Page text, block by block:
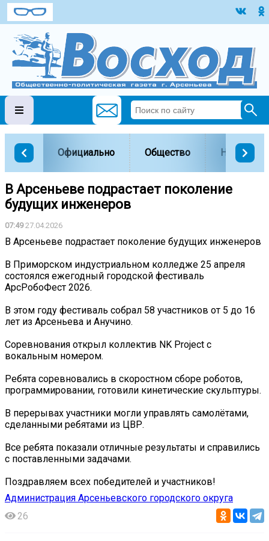
Официально Общество Наука и
В Арсеньеве подрастает поколение
будущих инженеров
07:4927.04.2026
В Арсеньеве подрастает поколение будущих инженеров
В Приморском индустриальном колледже 25 апреля
состоялся ежегодный городской фестиваль
АрсРобоФест 2026.
В этом году фестиваль собрал 58 участников от 5 до 16
лет из Арсеньева и Анучино.
Соревнования открыл коллектив NK Project с
вокальным номером.
Ребята соревновались в скоростном сборе роботов,
программировании, готовили кинетические скульптуры.
В перерывах участники могли управлять самолётами,
сделанными ребятами из ЦВР.
Все ребята показали отличные результаты и справились
с поставленными задачами.
Поздравляем всех победителей и участников!
Администрация Арсеньевского городского округа
26